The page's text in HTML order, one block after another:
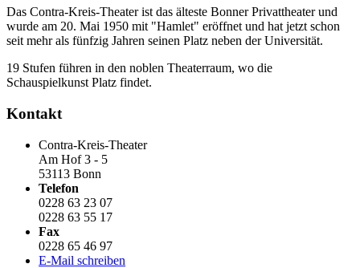
Das Contra-Kreis-Theater ist das älteste Bonner Privattheater und
wurde am 20. Mai 1950 mit "Hamlet" eröffnet und hat jetzt schon
seit mehr als fünfzig Jahren seinen Platz neben der Universität.
19 Stufen führen in den noblen Theaterraum, wo die
Schauspielkunst Platz findet.
Kontakt
Contra-Kreis-Theater
Am Hof 3 - 5
53113 Bonn
Telefon
0228 63 23 07
0228 63 55 17
Fax
0228 65 46 97
E-Mail schreiben